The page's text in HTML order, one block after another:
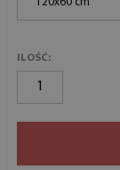
ILOŚĆ: